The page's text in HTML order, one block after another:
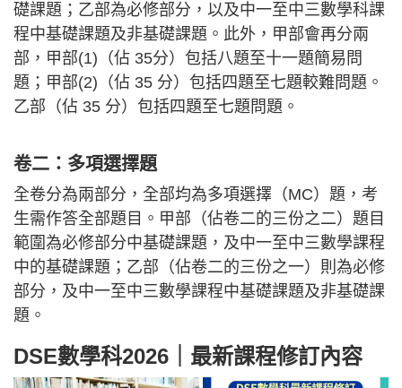
礎課題；乙部為必修部分，以及中一至中三數學科課
程中基礎課題及非基礎課題。此外，甲部會再分兩
部，甲部(1)（佔 35分）包括八題至十一題簡易問
題；甲部(2)（佔 35 分）包括四題至七題較難問題。
乙部（佔 35 分）包括四題至七題問題。
卷二：多項選擇題
全卷分為兩部分，全部均為多項選擇（MC）題，考
生需作答全部題目。甲部（佔卷二的三份之二）題目
範圍為必修部分中基礎課題，及中一至中三數學課程
中的基礎課題；乙部（佔卷二的三份之一）則為必修
部分，及中一至中三數學課程中基礎課題及非基礎課
題。
DSE數學科2026｜最新課程修訂內容